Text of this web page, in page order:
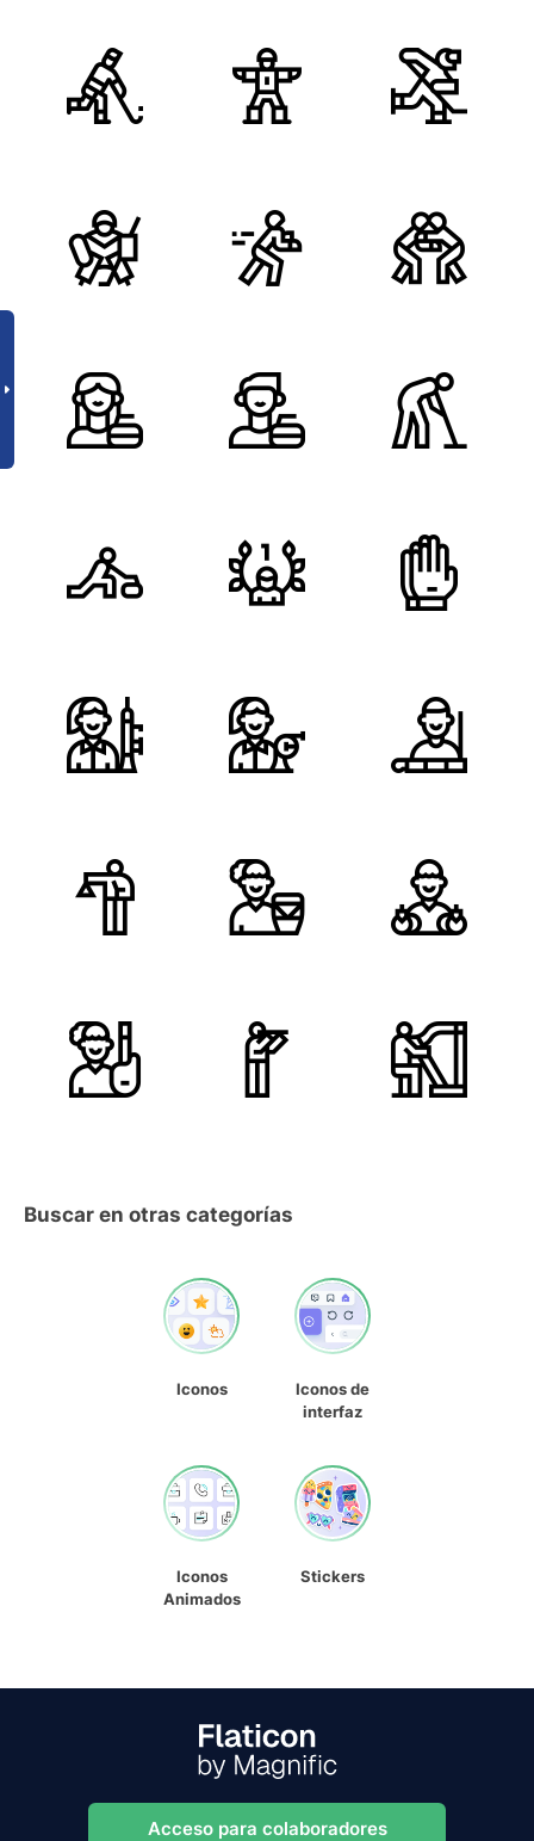
Buscar en otras categorías
Iconos
Iconos de
interfaz
Iconos
Animados
Stickers
Acceso para colaboradores